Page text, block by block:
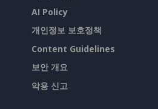
AI Policy
개인정보 보호정책
Content Guidelines
보안 개요
악용 신고